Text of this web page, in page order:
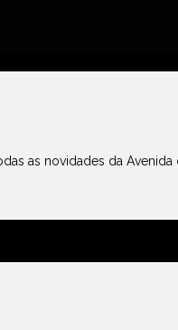
as novidades da Avenida